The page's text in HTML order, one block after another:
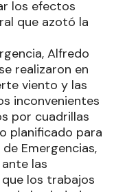
los efectos
que azotó la
Alfredo
realizaron en
viento y las
inconvenientes
por cuadrillas
planificado para
Emergencias,
las
los trabajos